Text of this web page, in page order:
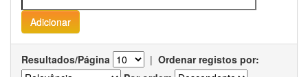
Resultados/Página | Ordenar registos por: